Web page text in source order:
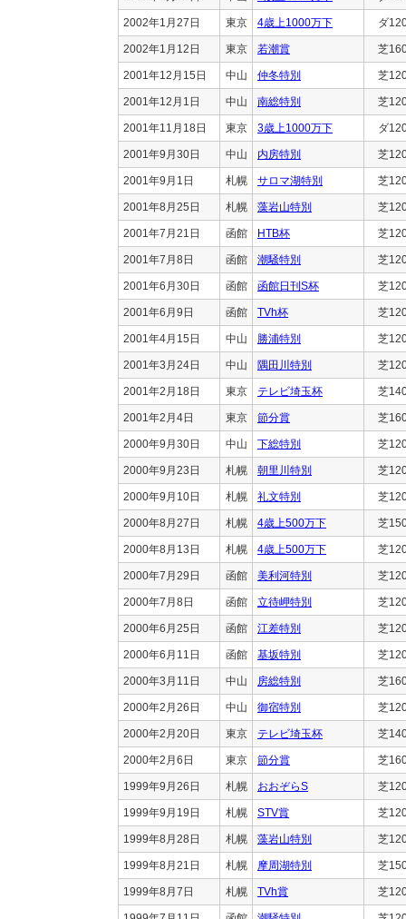
2002年1月27日 東京 4歳上1000万下 ダ
2002年1月12日 東京 若潮賞 芝
2001年12月15日 中山 仲冬特別 芝
2001年12月1日 中山 南総特別 芝
2001年11月18日 東京 3歳上1000万下 ダ
2001年9月30日 中山 内房特別 芝
2001年9月1日 札幌 サロマ湖特別 芝
2001年8月25日 札幌 藻岩山特別 芝
2001年7月21日 函館 HTB杯 芝
2001年7月8日 函館 潮騒特別 芝
2001年6月30日 函館 函館日刊S杯 芝
2001年6月9日 函館 TVh杯 芝
2001年4月15日 中山 勝浦特別 芝
2001年3月24日 中山 隅田川特別 芝
2001年2月18日 東京 テレビ埼玉杯 芝
2001年2月4日 東京 節分賞 芝
2000年9月30日 中山 下総特別 芝
2000年9月23日 札幌 朝里川特別 芝
2000年9月10日 札幌 礼文特別 芝
2000年8月27日 札幌 4歳上500万下 芝
2000年8月13日 札幌 4歳上500万下 芝
2000年7月29日 函館 美利河特別 芝
2000年7月8日 函館 立待岬特別 芝
2000年6月25日 函館 江差特別 芝
2000年6月11日 函館 基坂特別 芝
2000年3月11日 中山 房総特別 芝
2000年2月26日 中山 御宿特別 芝
2000年2月20日 東京 テレビ埼玉杯 芝
2000年2月6日 東京 節分賞 芝
1999年9月26日 札幌 おおぞらS 芝
1999年9月19日 札幌 STV賞 芝
1999年8月28日 札幌 藻岩山特別 芝
1999年8月21日 札幌 摩周湖特別 芝
1999年8月7日 札幌 TVh賞 芝